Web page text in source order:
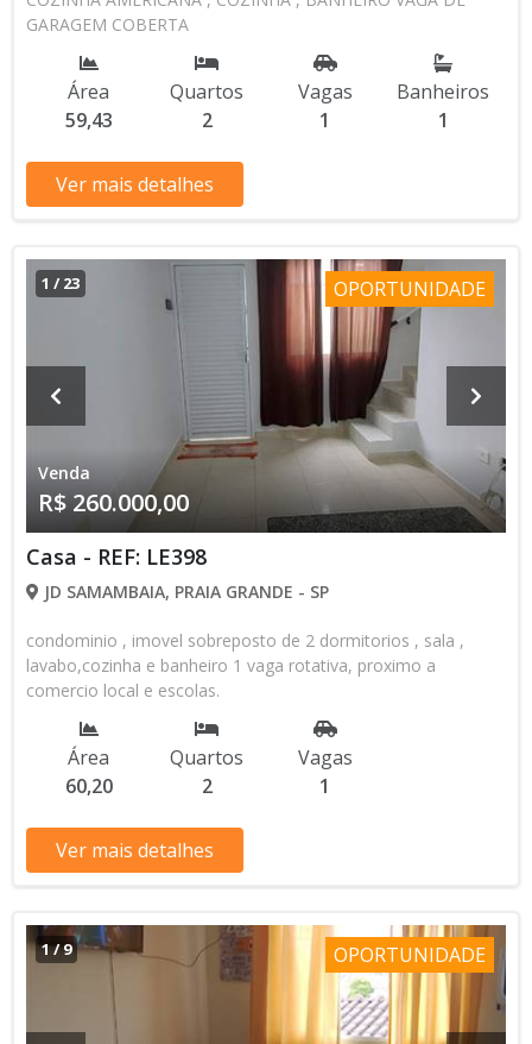
GARAGEM COBERTA
Área
59,43
Quartos
2
Vagas
1
Banheiros
1
Ver mais detalhes
1 / 23 OPORTUNIDADE
Venda
R$ 260.000,00
Casa - REF: LE398
JD SAMAMBAIA, PRAIA GRANDE - SP
condominio , imovel sobreposto de 2 dormitorios , sala ,
lavabo,cozinha e banheiro 1 vaga rotativa, proximo a
comercio local e escolas.
Área
60,20
Quartos
2
Vagas
1
Ver mais detalhes
1/9 OPORTUNIDADE